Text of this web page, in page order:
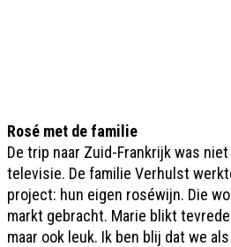
Rosé met de familie
De trip naar Zuid-Frankrijk was
televisie. De familie Verhulst
project: hun eigen roséwijn. Die
markt gebracht. Marie blikt
maar ook leuk. Ik ben blij dat we